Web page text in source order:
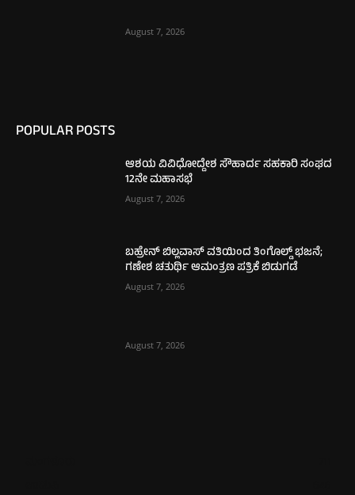
August 7, 2026
POPULAR POSTS
ಆಶಯ ವಿವಿಧೋದ್ದೇಶ ಸೌಹಾರ್ದ ಸಹಕಾರಿ ಸಂಘದ
12ನೇ ಮಹಾಸಭೆ
August 7, 2026
ಬಹ್ರೇನ್ ಬಿಲ್ಲವಾಸ್ ವತಿಯಿಂದ ತಿಂಗೊಲ್ಡ್ ಭಜನೆ;
ಗಣೇಶ ಚತುರ್ಥಿ ಆಮಂತ್ರಣ ಪತ್ರಿಕೆ ಬಿಡುಗಡೆ
August 7, 2026
August 7, 2026